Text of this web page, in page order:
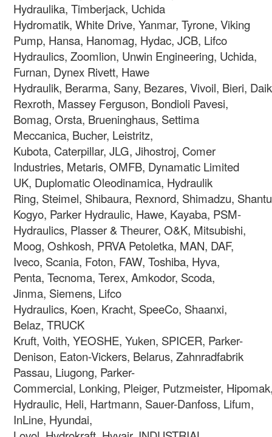
Hydraulika, Timberjack, Uchida
Hydromatik, White Drive, Yanmar, Tyrone, Viking
Pump, Hansa, Hanomag, Hydac, JCB, Lifco
Hydraulics, Zoomlion, Unwin Engineering, Uchida,
Furnan, Dynex Rivett, Hawe
Hydraulik, Berarma, Sany, Bezares, Vivoil, Bieri,
Rexroth, Massey Ferguson, Bondioli Pavesi,
Bomag, Orsta, Brueninghaus, Settima
Meccanica, Bucher, Leistritz,
Kubota, Caterpillar, JLG, Jihostroj, Comer
Industries, Metaris, OMFB, Dynamatic Limited
UK, Duplomatic Oleodinamica, Hydraulik
Ring, Steimel, Shibaura, Rexnord, Shimadzu,
Kogyo, Parker Hydraulic, Hawe, Kayaba, PSM-
Hydraulics, Plasser & Theurer, O&K, Mitsubishi,
Moog, Oshkosh, PRVA Petoletka, MAN, DAF,
Iveco, Scania, Foton, FAW, Toshiba, Hyva,
Penta, Tecnoma, Terex, Amkodor, Scoda,
Jinma, Siemens, Lifco
Hydraulics, Koen, Kracht, SpeeCo, Shaanxi,
Belaz, TRUCK
Kruft, Voith, YEOSHE, Yuken, SPICER, Parker-
Denison, Eaton-Vickers, Belarus, Zahnradfabrik
Passau, Liugong, Parker-
Commercial, Lonking, Pleiger, Putzmeister,
Hydraulic, Heli, Hartmann, Sauer-Danfoss, Lifum,
InLine, Hyundai,